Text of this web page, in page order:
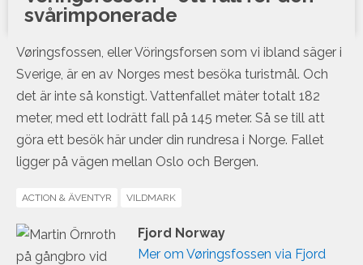
svårimponerade
Vøringsfossen, eller Vöringsforsen som vi ibland säger i
Sverige, är en av Norges mest besöka turistmål. Och
det är inte så konstigt. Vattenfallet mäter totalt 182
meter, med ett lodrätt fall på 145 meter. Så se till att
göra ett besök här under din rundresa i Norge. Fallet
ligger på vägen mellan Oslo och Bergen.
ACTION & ÄVENTYR VILDMARK
Fjord Norway
Mer om Vøringsfossen via Fjord